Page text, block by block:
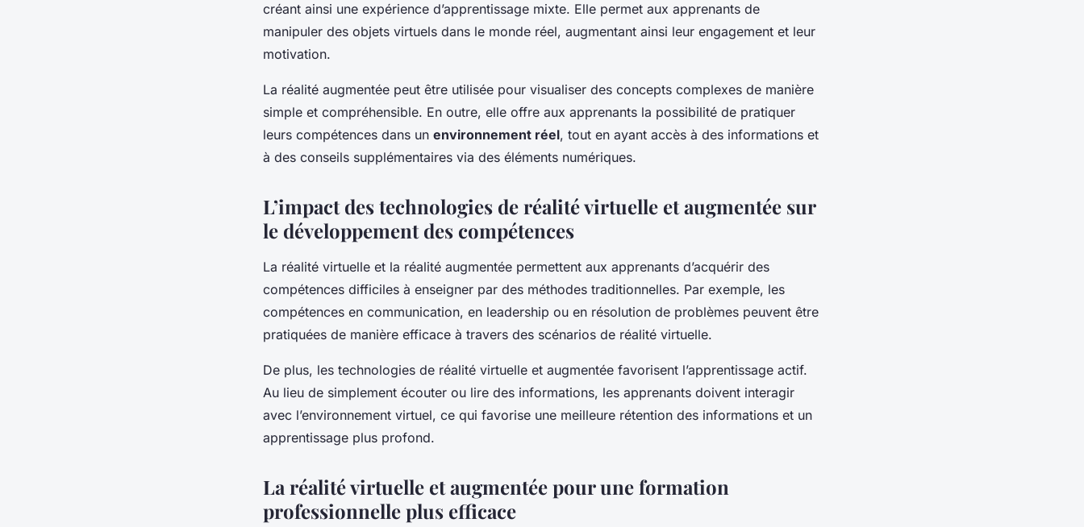
créant ainsi une expérience d’apprentissage mixte. Elle permet aux apprenants de
manipuler des objets virtuels dans le monde réel, augmentant ainsi leur engagement et leur
motivation.
La réalité augmentée peut être utilisée pour visualiser des concepts complexes de manière
simple et compréhensible. En outre, elle offre aux apprenants la possibilité de pratiquer
leurs compétences dans un environnement réel, tout en ayant accès à des informations et
à des conseils supplémentaires via des éléments numériques.
L’impact des technologies de réalité virtuelle et augmentée sur
le développement des compétences
La réalité virtuelle et la réalité augmentée permettent aux apprenants d’acquérir des
compétences difficiles à enseigner par des méthodes traditionnelles. Par exemple, les
compétences en communication, en leadership ou en résolution de problèmes peuvent être
pratiquées de manière efficace à travers des scénarios de réalité virtuelle.
De plus, les technologies de réalité virtuelle et augmentée favorisent l’apprentissage actif.
Au lieu de simplement écouter ou lire des informations, les apprenants doivent interagir
avec l’environnement virtuel, ce qui favorise une meilleure rétention des informations et un
apprentissage plus profond.
La réalité virtuelle et augmentée pour une formation
professionnelle plus efficace